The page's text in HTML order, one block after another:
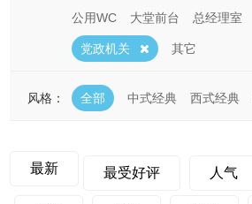
公用WC 大堂前台 总经理室
党政机关 其它
风格： 全部 中式经典 西式经典
最新 最受好评 人气